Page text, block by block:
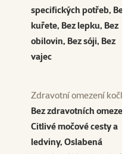
specifických potřeb, Bez
kuřete, Bez lepku, Bez
obilovin, Bez sóji, Bez
vajec
Zdravotní omezení kočky
Bez zdravotních
Citlivé močové cesty a
ledviny, Oslabená